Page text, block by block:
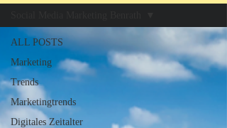
ALL POSTS
Marketing
Trends
Marketingtrends
Digitales Zeitalter